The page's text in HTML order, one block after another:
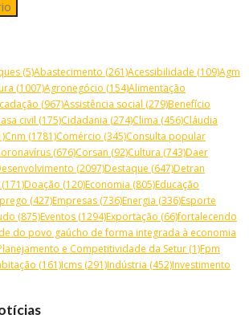
(5)Abastecimento (261)Acessibilidade (109)Agm
(1007)Agronegócio (154)Alimentação
(967)Assistência social (279)Benefício
civil (175)Cidadania (274)Clima (456)Cláudia
Cnm (1781)Comércio (345)Consulta popular
(676)Corsan (92)Cultura (743)Daer
(2097)Destaque (647)Detran
(171)Doação (120)Economia (805)Educação
(427)Empresas (736)Energia (336)Esporte
(875)Eventos (1294)Exportação (66)fortalecendo
do povo gaúcho de forma integrada à economia
e Competitividade da Setur (1)Fpm
(161)Icms (291)Indústria (452)Investimento